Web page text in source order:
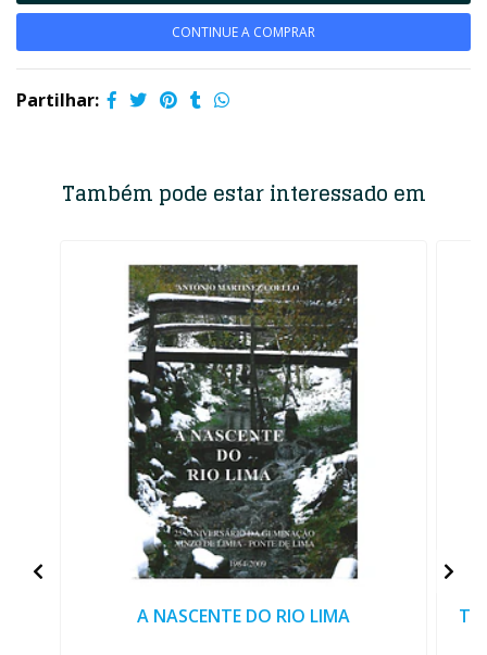
CONTINUE A COMPRAR
Partilhar:
Também pode estar interessado em
A NASCENTE DO RIO LIMA